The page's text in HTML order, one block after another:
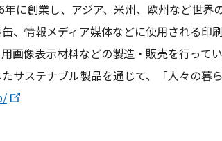
に創業し、アジア、米州、欧州など世界
、情報メディア媒体などに使用される
画像表示材料などの製造・販売を行って
サステナブル製品を通じて、「人々の暮